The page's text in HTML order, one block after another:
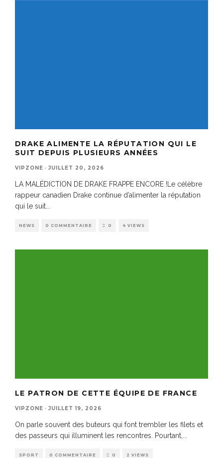
DRAKE ALIMENTE LA RÉPUTATION QUI LE
SUIT DEPUIS PLUSIEURS ANNÉES
VIPZONE · JUILLET 20, 2026
LA MALÉDICTION DE DRAKE FRAPPE ENCORE !Le célèbre
rappeur canadien Drake continue d’alimenter la réputation
qui le suit
NEWS 0 COMMENTAIRE 0 4 VIEWS
LE PATRON DE CETTE ÉQUIPE DE FRANCE
VIPZONE · JUILLET 19, 2026
On parle souvent des buteurs qui font trembler les filets et
des passeurs qui illuminent les rencontres. Pourtant,
SPORT 0 COMMENTAIRE 0 2 VIEWS